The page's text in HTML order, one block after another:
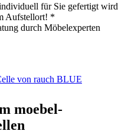
für Sie gefertigt wird
Aufstellort! *
durch Möbelexperten
von rauch BLUE
moebel-